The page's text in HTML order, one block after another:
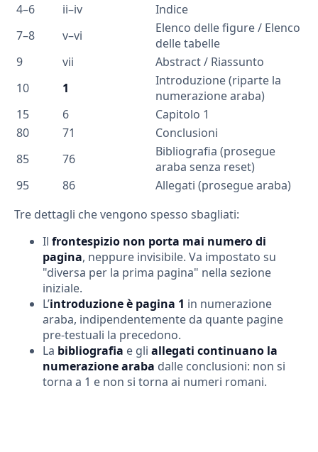
4–6
ii–iv
Indice
7–8
v–vi
Elenco delle figure / Elenco
delle tabelle
9
vii
Abstract / Riassunto
10
1
Introduzione (riparte la
numerazione araba)
15
6
Capitolo 1
80
71
Conclusioni
85
76
Bibliografia (prosegue
araba senza reset)
95
86
Allegati (prosegue araba)
Tre dettagli che vengono spesso sbagliati:
Il frontespizio non porta mai numero di
pagina, neppure invisibile. Va impostato su
"diversa per la prima pagina" nella sezione
iniziale.
L’introduzione è pagina 1 in numerazione
araba, indipendentemente da quante pagine
pre-testuali la precedono.
La bibliografia e gli allegati continuano la
numerazione araba dalle conclusioni: non si
torna a 1 e non si torna ai numeri romani.